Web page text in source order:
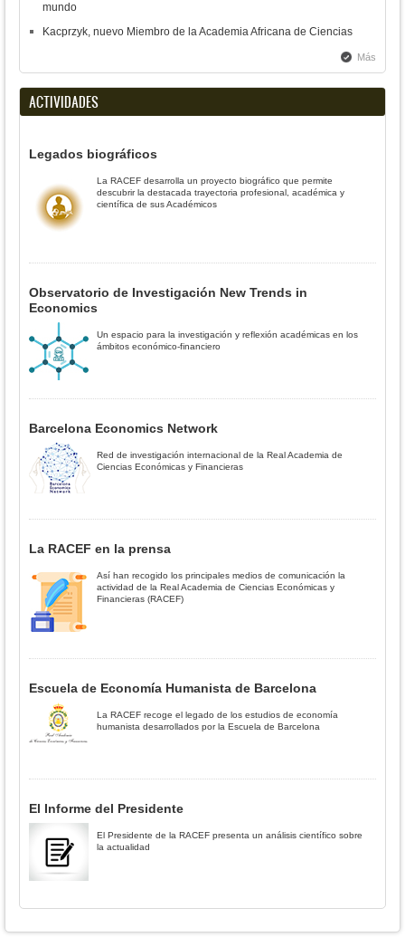
mundo
Kacprzyk, nuevo Miembro de la Academia Africana de Ciencias
Más
ACTIVIDADES
Legados biográficos
La RACEF desarrolla un proyecto biográfico que permite
descubrir la destacada trayectoria profesional, académica y
científica de sus Académicos
Observatorio de Investigación New Trends in
Economics
Un espacio para la investigación y reflexión académicas en los
ámbitos económico-financiero
Barcelona Economics Network
Red de investigación internacional de la Real Academia de
Ciencias Económicas y Financieras
La RACEF en la prensa
Así han recogido los principales medios de comunicación la
actividad de la Real Academia de Ciencias Económicas y
Financieras (RACEF)
Escuela de Economía Humanista de Barcelona
La RACEF recoge el legado de los estudios de economía
humanista desarrollados por la Escuela de Barcelona
El Informe del Presidente
El Presidente de la RACEF presenta un análisis científico sobre
la actualidad